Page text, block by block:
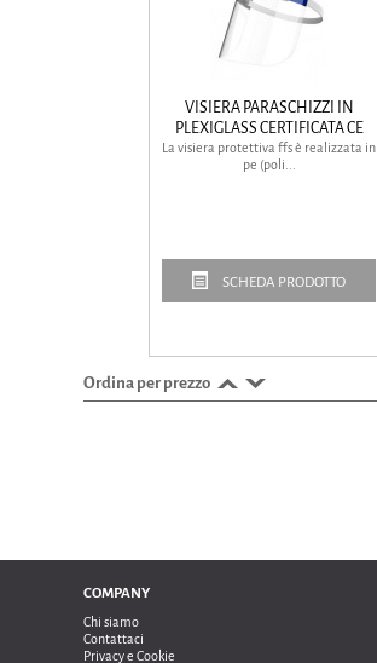
VISIERA PARASCHIZZI IN
PLEXIGLASS CERTIFICATA CE
La visiera protettiva ffs è realizzata in
pe (poli...
SCHEDA PRODOTTO
Ordina per prezzo
COMPANY
Chi siamo
Contattaci
Privacy e Cookie